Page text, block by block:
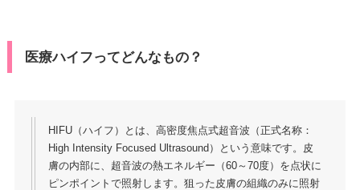
医療ハイフってどんなもの？
HIFU（ハイフ）とは、高密度焦点式超音波（正式名称：
High Intensity Focused Ultrasound）という意味です。皮
膚の内部に、超音波の熱エネルギー（60～70度）を点状に
ピンポイントで照射します。狙った皮膚の組織のみに照射